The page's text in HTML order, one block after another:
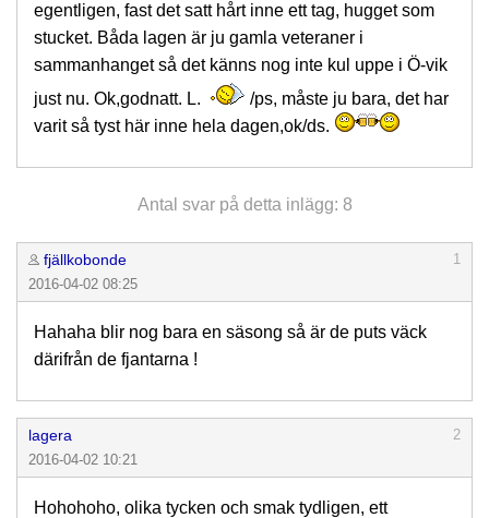
egentligen, fast det satt hårt inne ett tag, hugget som
stucket. Båda lagen är ju gamla veteraner i
sammanhanget så det känns nog inte kul uppe i Ö-vik
just nu. Ok,godnatt. L.
/ps, måste ju bara, det har
varit så tyst här inne hela dagen,ok/ds.
Antal svar på detta inlägg: 8
fjällkobonde
1
2016-04-02 08:25
Hahaha blir nog bara en säsong så är de puts väck
därifrån de fjantarna !
lagera
2
2016-04-02 10:21
Hohohoho, olika tycken och smak tydligen, ett